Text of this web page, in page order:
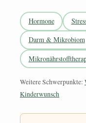
Hormone
Darm & Mikrobiom
Weitere Schwerpunkte:
Kinderwunsch